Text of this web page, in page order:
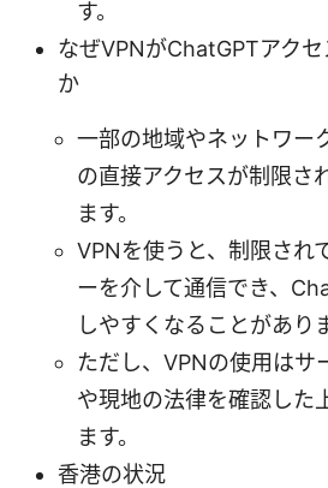
す。
なぜVPNがChatGPTアク
か
一部の地域やネットワー
の直接アクセスが制限さ
ます。
VPNを使うと、制限され
ーを介して通信でき、
しやすくなることがあり
ただし、VPNの使用はサ
や現地の法律を確認した
ます。
香港の状況